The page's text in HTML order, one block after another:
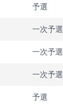
予選
一次予選
一次予選
一次予選
予選